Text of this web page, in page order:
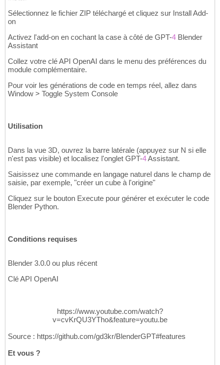
Sélectionnez le fichier ZIP téléchargé et cliquez sur Install Add-
on
Activez l'add-on en cochant la case à côté de GPT-4 Blender
Assistant
Collez votre clé API OpenAI dans le menu des préférences du
module complémentaire.
Pour voir les générations de code en temps réel, allez dans
Window > Toggle System Console
Utilisation
Dans la vue 3D, ouvrez la barre latérale (appuyez sur N si elle
n'est pas visible) et localisez l'onglet GPT-4Assistant.
Saisissez une commande en langage naturel dans le champ de
saisie, par exemple, "créer un cube à l'origine"
Cliquez sur le bouton Execute pour générer et exécuter le code
Blender Python.
Conditions requises
Blender 3.0.0 ou plus récent
Clé API OpenAI
https://www.youtube.com/watch?
v=cvKrQU3YTho&feature=youtu.be
Source : https://github.com/gd3kr/BlenderGPT#features
Et vous ?